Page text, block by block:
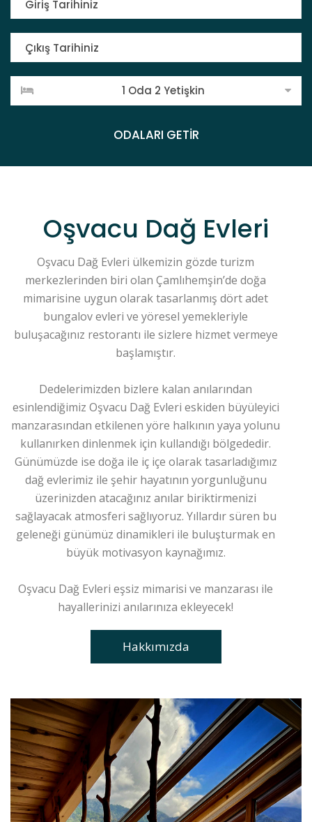
1 Oda 2 Yetişkin
ODALARI GETİR
Oşvacu Dağ Evleri
Oşvacu Dağ Evleri ülkemizin gözde turizm
merkezlerinden biri olan Çamlıhemşin’de doğa
mimarisine uygun olarak tasarlanmış dört adet
bungalov evleri ve yöresel yemekleriyle
buluşacağınız restorantı ile sizlere hizmet vermeye
başlamıştır.
Dedelerimizden bizlere kalan anılarından
esinlendiğimiz Oşvacu Dağ Evleri eskiden büyüleyici
manzarasından etkilenen yöre halkının yaya yolunu
kullanırken dinlenmek için kullandığı bölgededir.
Günümüzde ise doğa ile iç içe olarak tasarladığımız
dağ evlerimiz ile şehir hayatının yorgunluğunu
üzerinizden atacağınız anılar biriktirmenizi
sağlayacak atmosferi sağlıyoruz. Yıllardır süren bu
geleneği günümüz dinamikleri ile buluşturmak en
büyük motivasyon kaynağımız.
Oşvacu Dağ Evleri eşsiz mimarisi ve manzarası ile
hayallerinizi anılarınıza ekleyecek!
Hakkımızda